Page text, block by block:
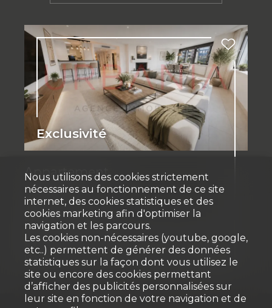
Exclusivité
Appartement
Tannay
CHF 2'290'000.-
180 m² 5.5 2 1er étage 1992
Nous utilisons des cookies strictement
nécessaires au fonctionnement de ce site
internet, des cookies statistiques et des
cookies marketing afin d'optimiser la
navigation et les parcours.
Les cookies non-nécessaires (youtube, google,
etc..) permettent de générer des données
statistiques sur la façon dont vous utilisez le
site ou encore des cookies permettant
d’afficher des publicités personnalisées sur
leur site en fonction de votre navigation et de